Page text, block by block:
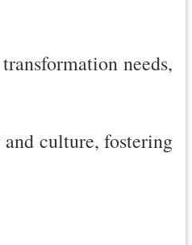
needs,
culture, fostering